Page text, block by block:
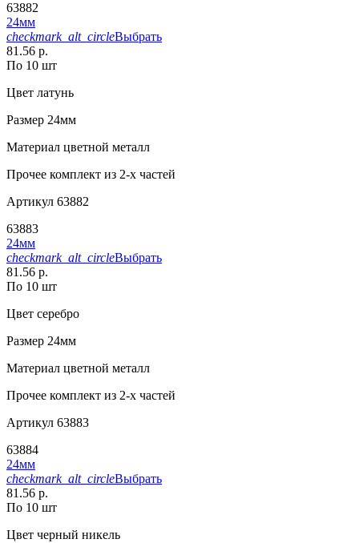
63882
24мм
checkmark_alt_circleВыбрать
81.56 р.
По 10 шт
Цвет латунь
Размер 24мм
Материал цветной металл
Прочее комплект из 2-х частей
Артикул 63882
63883
24мм
checkmark_alt_circleВыбрать
81.56 р.
По 10 шт
Цвет серебро
Размер 24мм
Материал цветной металл
Прочее комплект из 2-х частей
Артикул 63883
63884
24мм
checkmark_alt_circleВыбрать
81.56 р.
По 10 шт
Цвет черный никель